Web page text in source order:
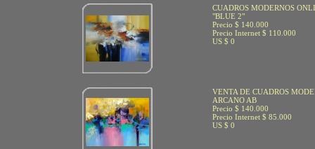
CUADROS MODERNOS
"BLUE 2"
Precio $ 140.000
Precio Internet $ 110.000
US $ 0
VENTA DE CUADROS
ARCANO AB
Precio $ 140.000
Precio Internet $ 85.000
US $ 0